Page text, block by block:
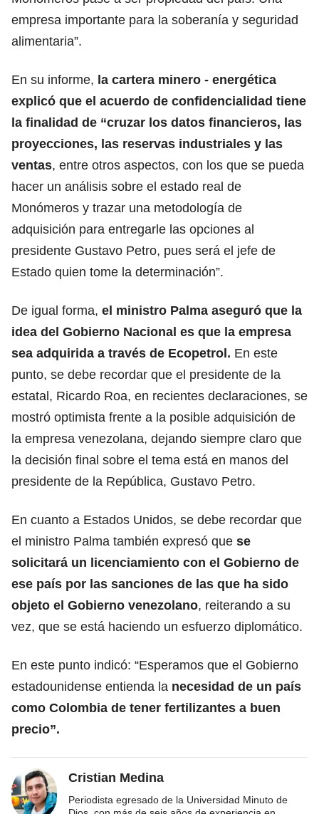
empresa importante para la soberanía y seguridad
alimentaria”.
En su informe, la cartera minero - energética
explicó que el acuerdo de confidencialidad tiene
la finalidad de “cruzar los datos financieros, las
proyecciones, las reservas industriales y las
ventas, entre otros aspectos, con los que se pueda
hacer un análisis sobre el estado real de
Monómeros y trazar una metodología de
adquisición para entregarle las opciones al
presidente Gustavo Petro, pues será el jefe de
Estado quien tome la determinación”.
De igual forma, el ministro Palma aseguró que la
idea del Gobierno Nacional es que la empresa
sea adquirida a través de Ecopetrol. En este
punto, se debe recordar que el presidente de la
estatal, Ricardo Roa, en recientes declaraciones, se
mostró optimista frente a la posible adquisición de
la empresa venezolana, dejando siempre claro que
la decisión final sobre el tema está en manos del
presidente de la República, Gustavo Petro.
En cuanto a Estados Unidos, se debe recordar que
el ministro Palma también expresó que se
solicitará un licenciamiento con el Gobierno de
ese país por las sanciones de las que ha sido
objeto el Gobierno venezolano, reiterando a su
vez, que se está haciendo un esfuerzo diplomático.
En este punto indicó: “Esperamos que el Gobierno
estadounidense entienda la necesidad de un país
como Colombia de tener fertilizantes a buen
precio”.
Cristian Medina
Periodista egresado de la Universidad Minuto de